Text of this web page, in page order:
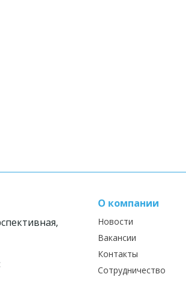
О компании
Новости
Вакансии
Контакты
Сотрудничество